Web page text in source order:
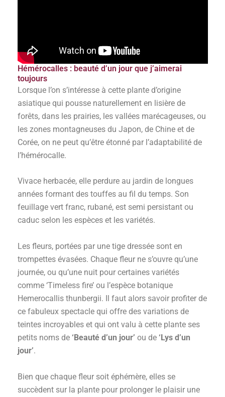
Hémérocalles : beauté d’un jour que j’aimerai
toujours
Lorsque l’on s’intéresse à cette plante d’origine
asiatique qui pousse naturellement en lisière de
forêts, dans les prairies, les vallées marécageuses, ou
les zones montagneuses du Japon, de Chine et de
Corée, on ne peut qu’être étonné par l’adaptabilité de
l’hémérocalle.
Vivace herbacée, elle perdure au jardin de longues
années formant des touffes au fil du temps. Son
feuillage vert franc, rubané, est semi persistant ou
caduc selon les espèces et les variétés.
Les fleurs, portées par une tige dressée sont en
trompettes évasées. Chaque fleur ne s’ouvre qu’une
journée, ou qu’une nuit pour certaines variétés
comme ‘Timeless fire’ ou l’espèce botanique
Hemerocallis thunbergii. Il faut alors savoir profiter de
ce fabuleux spectacle qui offre des variations de
teintes incroyables et qui ont valu à cette plante ses
petits noms de ‘Beauté d’un jour’ ou de ‘Lys d’un
jour’.
Bien que chaque fleur soit éphémère, elles se
succèdent sur la plante pour prolonger le plaisir une